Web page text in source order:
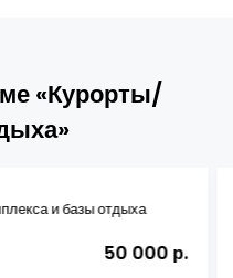
«Курорты/
и базы отдыха
50 000 р.